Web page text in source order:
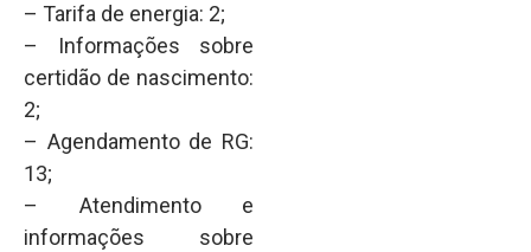
– Tarifa de energia: 2;
– Informações sobre
certidão de nascimento:
2;
– Agendamento de RG:
13;
– Atendimento e
informações sobre